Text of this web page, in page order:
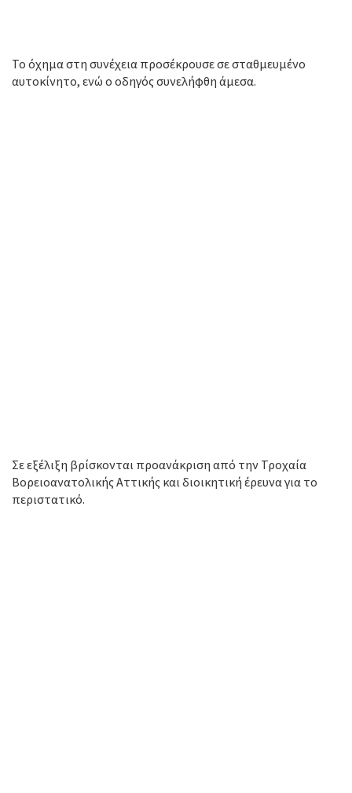
Το όχημα στη συνέχεια προσέκρουσε σε σταθμευμένο
αυτοκίνητο, ενώ ο οδηγός συνελήφθη άμεσα.
Σε εξέλιξη βρίσκονται προανάκριση από την Τροχαία
Βορειοανατολικής Αττικής και διοικητική έρευνα για το
περιστατικό.